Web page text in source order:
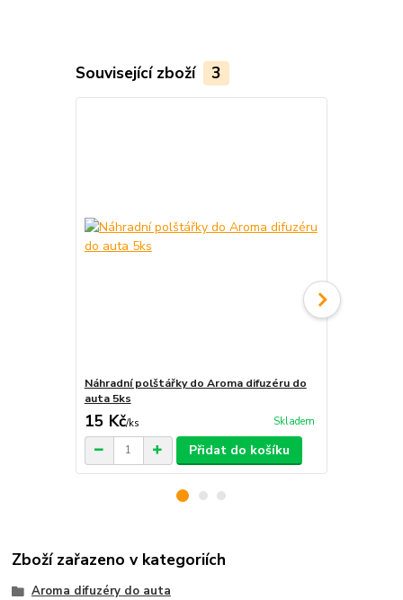
Související zboží 3
Náhradní polštářky do Aroma difuzéru do
auta 5ks
15 Kč/ks Skladem
Přidat do košíku
Zboží zařazeno v kategoriích
Aroma difuzéry do auta